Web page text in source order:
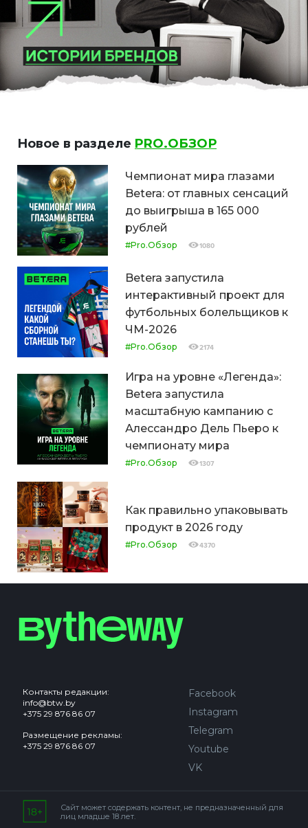
Новое в разделе PRO.ОБЗОР
Чемпионат мира глазами
Betera: от главных сенсаций
до выигрыша в 165 000
рублей
#Pro.Обзор 1080
Betera запустила
интерактивный проект для
футбольных болельщиков к
ЧМ-2026
#Pro.Обзор 2174
Игра на уровне «Легенда»:
Betera запустила
масштабную кампанию с
Алессандро Дель Пьеро к
чемпионату мира
#Pro.Обзор 1307
Как правильно упаковывать
продукт в 2026 году
#Pro.Обзор 4370
Контакты редакции:
info@btw.by
+375 29 876 86 07
Размещение рекламы:
+375 29 876 86 07
Facebook
Instagram
Telegram
Youtube
VK
Сайт может содержать контент, не предназначенный для
лиц младше 18 лет.